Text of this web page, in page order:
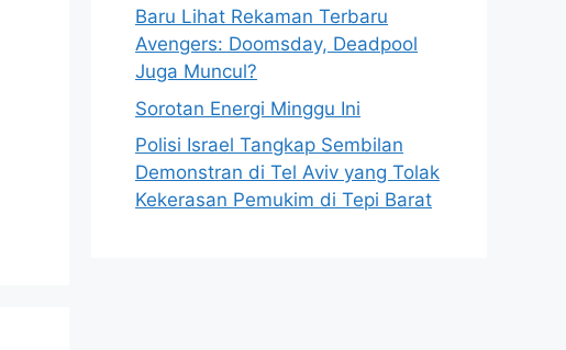
Baru Lihat Rekaman Terbaru
Avengers: Doomsday, Deadpool
Juga Muncul?
Sorotan Energi Minggu Ini
Polisi Israel Tangkap Sembilan
Demonstran di Tel Aviv yang Tolak
Kekerasan Pemukim di Tepi Barat